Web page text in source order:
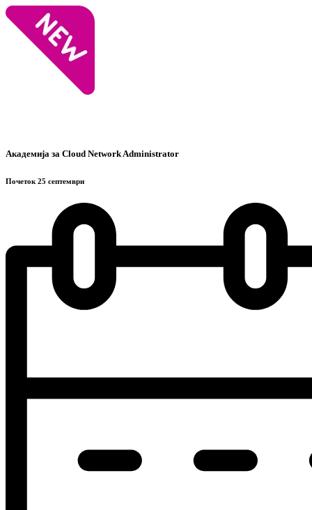
Академија за Cloud Network Administrator
Почеток 25 септември